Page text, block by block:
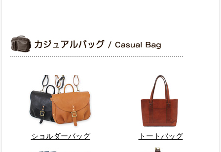
ショルダーバッグ トートバッグ